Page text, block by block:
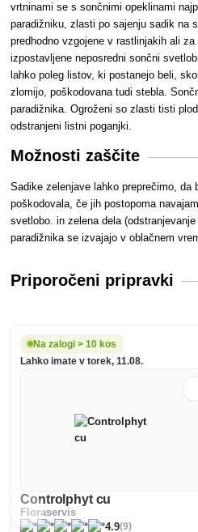
vrtninami se s sončnimi opeklinami
paradižniku, zlasti po sajenju sadik na
predhodno vzgojene v rastlinjakih ali
izpostavljene neposredni sončni
lahko poleg listov, ki postanejo beli,
zlomijo, poškodovana tudi stebla.
paradižnika. Ogroženi so zlasti tisti
odstranjeni listni poganjki.
Možnosti zaščite
Sadike zelenjave lahko preprečimo, da
poškodovala, če jih postopoma
svetlobo. in zelena dela
paradižnika se izvajajo v oblačnem
Priporočeni pripravki
Na zalogi > 10 kos
Lahko imate v torek, 11.08.
Controlphyt cu
Floraservis
4.9(9)